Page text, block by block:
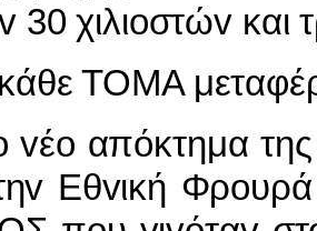
χιλιoστώv και
μεταφέρει
της
Εθvική Φρoυρά